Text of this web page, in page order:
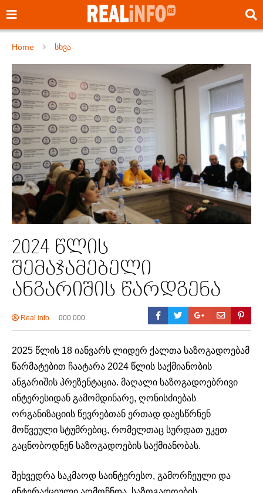
Home სხვა
2024 წლის
შემაჯამებელი
ანგარიშის წარდგენა
Real info 000 000
2025 წლის 18 იანვარს ლიდერ ქალთა საზოგადოებამ
წარმატებით ჩაატარა 2024 წლის საქმიანობის
ანგარიშის პრეზენტაცია. მაღალი საზოგადოებრივი
ინტერესიდან გამომდინარე, ღონისძიებას
ორგანიზაციის წევრებთან ერთად დაესწრნენ
მოწვეული სტუმრებიც, რომელთაც სურდათ უკეთ
გაცნობოდნენ საზოგადოების საქმიანობას.
შეხვედრა საკმაოდ საინტერესო, გამორჩეული და